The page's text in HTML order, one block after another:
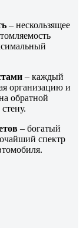
– нескользящее
– каждый
организацию и
обратной
– богатый
спектр